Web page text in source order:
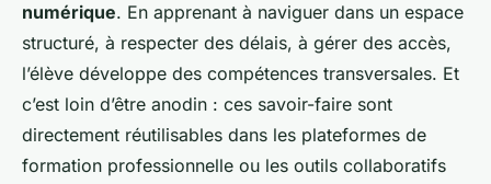
numérique. En apprenant à naviguer dans un espace
structuré, à respecter des délais, à gérer des accès,
l’élève développe des compétences transversales. Et
c’est loin d’être anodin : ces savoir-faire sont
directement réutilisables dans les plateformes de
formation professionnelle ou les outils collaboratifs